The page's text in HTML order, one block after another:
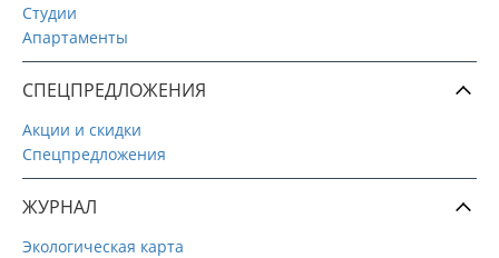
Студии
Апартаменты
СПЕЦПРЕДЛОЖЕНИЯ
Акции и скидки
Спецпредложения
ЖУРНАЛ
Экологическая карта